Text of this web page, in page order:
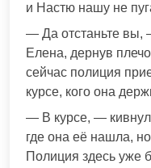
и Настю нашу не
— Да отстаньте вы,
Елена, дернув
сейчас полиция
курсе, кого она
— В курсе, — кивнул
где она её нашла,
Полиция здесь уже